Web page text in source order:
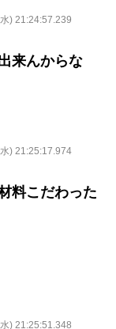
) 21:24:57.239
来んからな
) 21:25:17.974
料こだわった
) 21:25:51.348